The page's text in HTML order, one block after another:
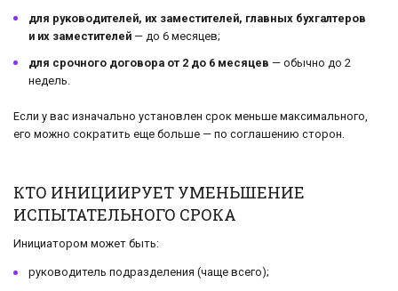
для руководителей, их заместителей, главных бухгалтеров
и их заместителей — до 6 месяцев;
для срочного договора от 2 до 6 месяцев — обычно до 2
недель.
Если у вас изначально установлен срок меньше максимального,
его можно сократить еще больше — по соглашению сторон.
КТО ИНИЦИИРУЕТ УМЕНЬШЕНИЕ
ИСПЫТАТЕЛЬНОГО СРОКА
Инициатором может быть:
руководитель подразделения (чаще всего);